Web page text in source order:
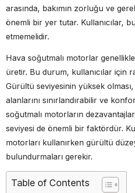
arasında, bakımın zorluğu ve
önemli bir yer tutar. Kullanıcılar,
etmemelidir.
Hava soğutmalı motorlar
üretir. Bu durum, kullanıcılar için
Gürültü seviyesinin yüksek
alanlarını sınırlandırabilir ve
soğutmalı motorların
seviyesi de önemli bir faktördür.
motorları kullanırken gürültü
bulundurmaları gerekir.
Table of Contents